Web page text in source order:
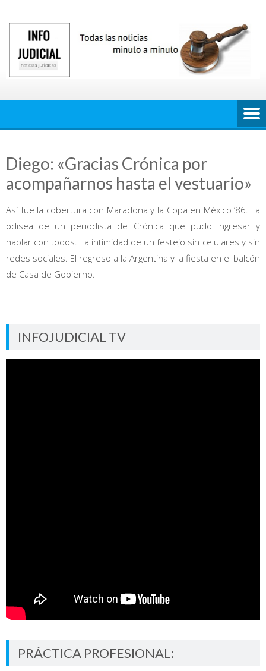
contenido
Diego: «Gracias Crónica por
acompañarnos hasta el vestuario»
Así fue la cobertura con Maradona y la Copa en México ‘86. La
odisea de un periodista de Crónica que pudo ingresar y
hablar con todos. La intimidad de un festejo sin celulares y sin
redes sociales. El regreso a la Argentina y la fiesta en el balcón
de Casa de Gobierno.
INFOJUDICIAL TV
PRÁCTICA PROFESIONAL: